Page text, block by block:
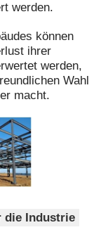
werden.
können
ihrer
werden,
Wahl
macht.
die Industrie